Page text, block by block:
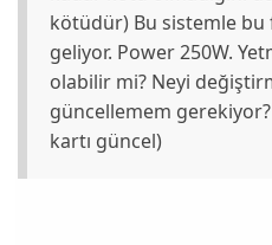
kötüdür) Bu sistemle
geliyor. Power 250W.
olabilir mi? Neyi
güncellemem
kartı güncel)